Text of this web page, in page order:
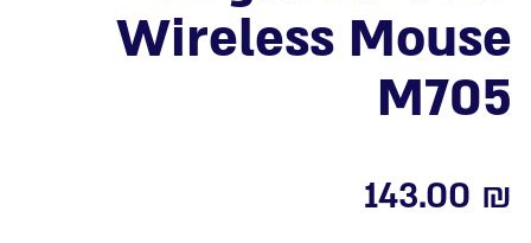
Wireless Mouse
M705
143.00 ₪